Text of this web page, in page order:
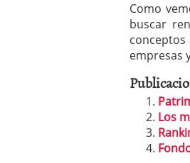
Como
buscar
empresas
Los